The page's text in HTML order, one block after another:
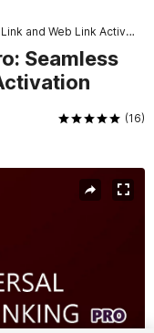
Universal Deep Linking Pro: Seamless Deep Link and Web Link Activation
Seamless
(16)